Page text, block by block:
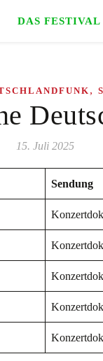
DAS FESTIVAL
,
15. Juli 2025
Sendung